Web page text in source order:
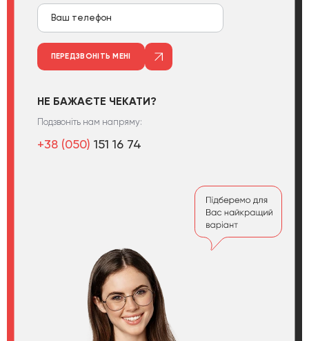
ПЕРЕДЗВОНІТЬ МЕНІ
НЕ БАЖАЄТЕ ЧЕКАТИ?
Подзвоніть нам напряму:
+38 (050) 151 16 74